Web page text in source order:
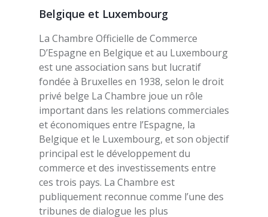
Belgique et Luxembourg
La Chambre Officielle de Commerce
D’Espagne en Belgique et au Luxembourg
est une association sans but lucratif
fondée à Bruxelles en 1938, selon le droit
privé belge La Chambre joue un rôle
important dans les relations commerciales
et économiques entre l’Espagne, la
Belgique et le Luxembourg, et son objectif
principal est le développement du
commerce et des investissements entre
ces trois pays. La Chambre est
publiquement reconnue comme l’une des
tribunes de dialogue les plus